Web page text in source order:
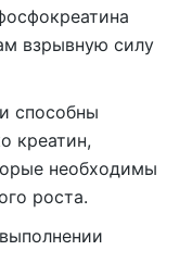
взрывную силу
способны
креатин,
необходимы
роста.